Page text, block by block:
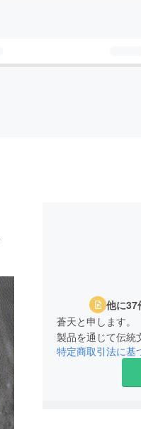
他に37
蒼天と申します。
特定商取引法に基